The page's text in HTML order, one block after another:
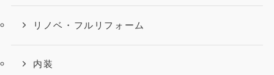
リノベ・フルリフォーム
内装